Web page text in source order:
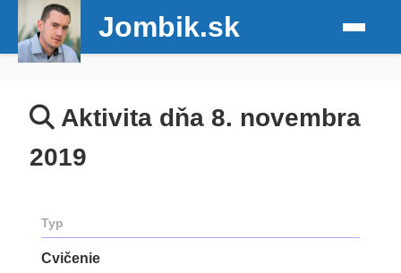
Jombik.sk
Aktivita dňa 8. novembra
2019
Typ
Cvičenie